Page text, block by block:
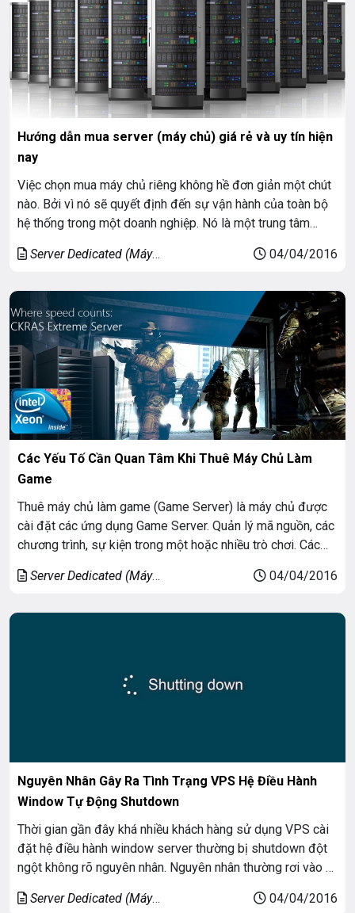
Hướng dẫn mua server (máy chủ) giá rẻ và uy tín hiện
nay
Việc chọn mua máy chủ riêng không hề đơn giản một chút
nào. Bởi vì nó sẽ quyết định đến sự vận hành của toàn bộ
hệ thống trong một doanh nghiệp. Nó là một trung tâm
Để có thể chọn mua được […]
Server Dedicated (Máy
04/04/2016
Các Yếu Tố Cần Quan Tâm Khi Thuê Máy Chủ Làm
Game
Thuê máy chủ làm game (Game Server) là máy chủ được
cài đặt các ứng dụng Game Server. Quản lý mã nguồn, các
chương trình, sự kiện trong một hoặc nhiều trò chơi. Các
dữ liệu. Cho phép người chơi game […]
Server Dedicated (Máy
04/04/2016
Nguyên Nhân Gây Ra Tình Trạng VPS Hệ Điều Hành
Window Tự Động Shutdown
Thời gian gần đây khá nhiều khách hàng sử dụng VPS cài
đặt hệ điều hành window server thường bị shutdown đột
ngột không rõ nguyên nhân. Nguyên nhân thường rơi vào 2
Server Dedicated (Máy
04/04/2016